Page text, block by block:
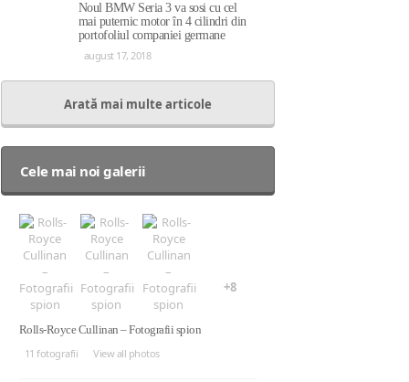
Noul BMW Seria 3 va sosi cu cel
mai puternic motor în 4 cilindri din
portofoliul companiei germane
august 17, 2018
Arată mai multe articole
Cele mai noi galerii
+8
Rolls-Royce Cullinan – Fotografii spion
11 fotografii
View all photos